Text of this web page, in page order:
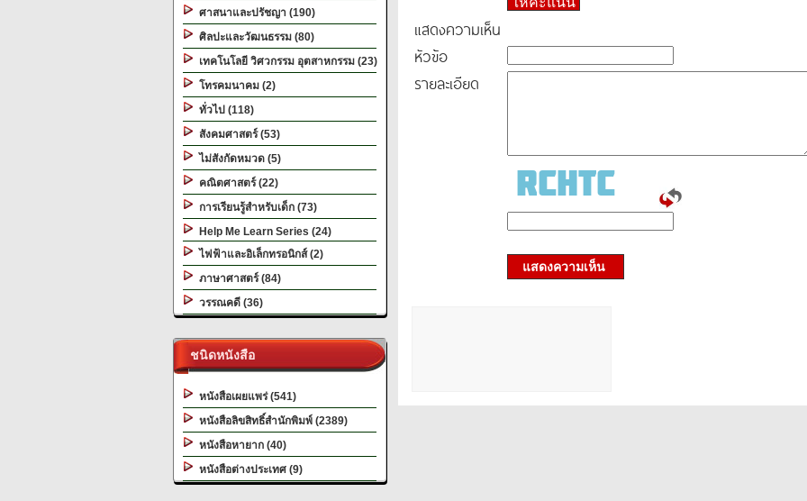
ศาสนาและปรัชญา (190)
ศิลปะและวัฒนธรรม (80)
เทคโนโลยี วิศวกรรม อุตสาหกรรม (23)
โทรคมนาคม (2)
ทั่วไป (118)
สังคมศาสตร์ (53)
ไม่สังกัดหมวด (5)
คณิตศาสตร์ (22)
การเรียนรู้สำหรับเด็ก (73)
Help Me Learn Series (24)
ไฟฟ้าและอิเล็กทรอนิกส์ (2)
ภาษาศาสตร์ (84)
วรรณคดี (36)
ชนิดหนังสือ
หนังสือเผยแพร่ (541)
หนังสือลิขสิทธิ์สำนักพิมพ์ (2389)
หนังสือหายาก (40)
หนังสือต่างประเทศ (9)
แสดงความเห็น
หัวข้อ
รายละเอียด
แสดงความเห็น